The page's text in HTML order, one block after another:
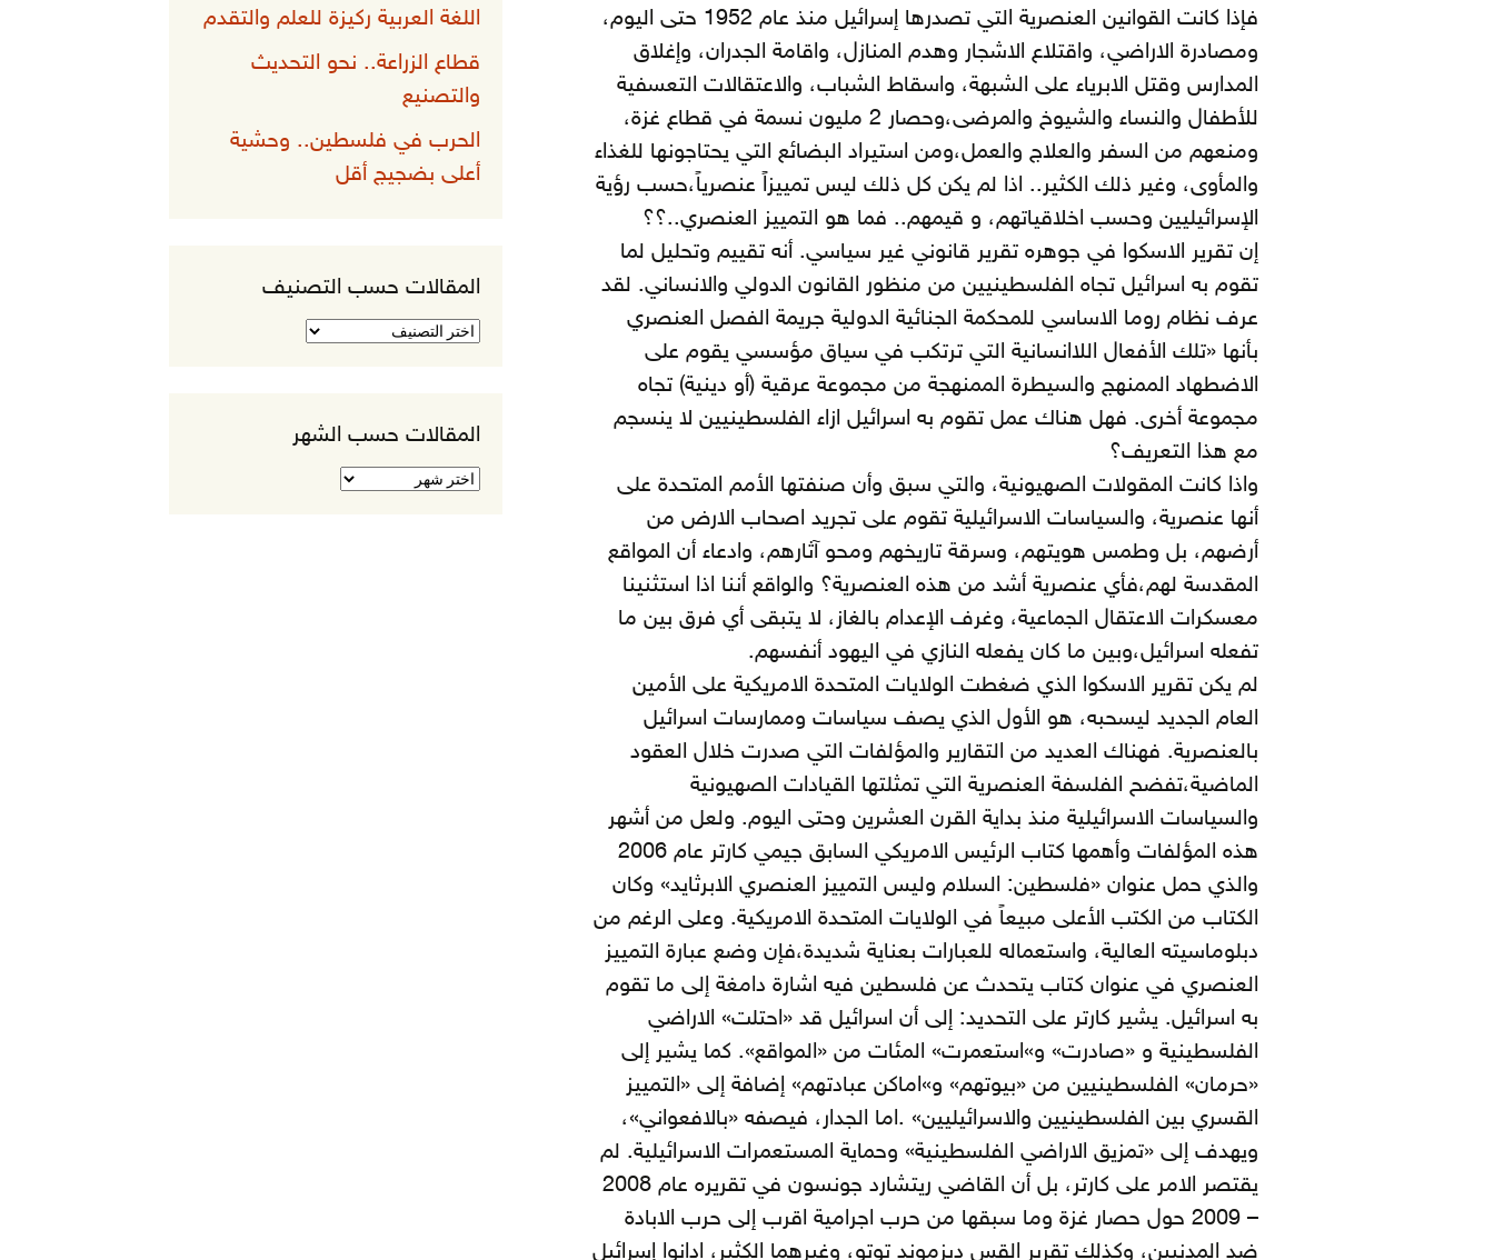
فإذا كانت القوانين العنصرية التي تصدرها إسرائيل منذ عام 1952 حتى اليوم،
ومصادرة الاراضي، واقتلاع الاشجار وهدم المنازل، واقامة الجدران، وإغلاق
المدارس وقتل الابرياء على الشبهة، واسقاط الشباب، والاعتقالات التعسفية
للأطفال والنساء والشيوخ والمرضى،وحصار 2 مليون نسمة في قطاع غزة،
ومنعهم من السفر والعلاج والعمل،ومن استيراد البضائع التي يحتاجونها للغذاء
والمأوى، وغير ذلك الكثير.. اذا لم يكن كل ذلك ليس تمييزاً عنصرياً،حسب رؤية
الإسرائيليين وحسب اخلاقياتهم، و قيمهم.. فما هو التمييز العنصري..؟؟
إن تقرير الاسكوا في جوهره تقرير قانوني غير سياسي. أنه تقييم وتحليل لما
تقوم به اسرائيل تجاه الفلسطينيين من منظور القانون الدولي والانساني. لقد
عرف نظام روما الاساسي للمحكمة الجنائية الدولية جريمة الفصل العنصري
بأنها «تلك الأفعال اللاانسانية التي ترتكب في سياق مؤسسي يقوم على
الاضطهاد الممنهج والسيطرة الممنهجة من مجموعة عرقية (أو دينية) تجاه
مجموعة أخرى. فهل هناك عمل تقوم به اسرائيل ازاء الفلسطينيين لا ينسجم
مع هذا التعريف؟
واذا كانت المقولات الصهيونية، والتي سبق وأن صنفتها الأمم المتحدة على
أنها عنصرية، والسياسات الاسرائيلية تقوم على تجريد اصحاب الارض من
أرضهم، بل وطمس هويتهم، وسرقة تاريخهم ومحو آثارهم، وادعاء أن المواقع
المقدسة لهم،فأي عنصرية أشد من هذه العنصرية؟ والواقع أننا اذا استثنينا
معسكرات الاعتقال الجماعية، وغرف الإعدام بالغاز، لا يتبقى أي فرق بين ما
تفعله اسرائيل،وبين ما كان يفعله النازي في اليهود أنفسهم.
لم يكن تقرير الاسكوا الذي ضغطت الولايات المتحدة الامريكية على الأمين
العام الجديد ليسحبه، هو الأول الذي يصف سياسات وممارسات اسرائيل
بالعنصرية. فهناك العديد من التقارير والمؤلفات التي صدرت خلال العقود
الماضية،تفضح الفلسفة العنصرية التي تمثلتها القيادات الصهيونية
والسياسات الاسرائيلية منذ بداية القرن العشرين وحتى اليوم. ولعل من أشهر
هذه المؤلفات وأهمها كتاب الرئيس الامريكي السابق جيمي كارتر عام 2006
والذي حمل عنوان «فلسطين: السلام وليس التمييز العنصري الابرثايد» وكان
الكتاب من الكتب الأعلى مبيعاً في الولايات المتحدة الامريكية. وعلى الرغم من
دبلوماسيته العالية، واستعماله للعبارات بعناية شديدة،فإن وضع عبارة التمييز
العنصري في عنوان كتاب يتحدث عن فلسطين فيه اشارة دامغة إلى ما تقوم
به اسرائيل. يشير كارتر على التحديد: إلى أن اسرائيل قد «احتلت» الاراضي
الفلسطينية و «صادرت» و»استعمرت» المئات من «المواقع». كما يشير إلى
«حرمان» الفلسطينيين من «بيوتهم» و»اماكن عبادتهم» إضافة إلى «التمييز
القسري بين الفلسطينيين والاسرائيليين» .اما الجدار، فيصفه «بالافعواني»،
ويهدف إلى «تمزيق الاراضي الفلسطينية» وحماية المستعمرات الاسرائيلية. لم
يقتصر الامر على كارتر، بل أن القاضي ريتشارد جونسون في تقريره عام 2008
– 2009 حول حصار غزة وما سبقها من حرب اجرامية اقرب إلى حرب الابادة
ضد المدنيين، وكذلك تقرير القس ديزموند توتو، وغيرهما الكثير، ادانوا إسرائيل
اللغة العربية ركيزة للعلم والتقدم
قطاع الزراعة.. نحو التحديث
والتصنيع
الحرب في فلسطين.. وحشية
أعلى بضجيج أقل
المقالات حسب التصنيف
المقالات
المقالات حسب الشهر
المقالات